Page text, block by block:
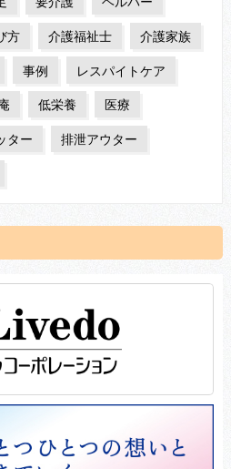
方 介護福祉士 介護家族
事例 レスパイトケア
低栄養 医療
ター 排泄アウター